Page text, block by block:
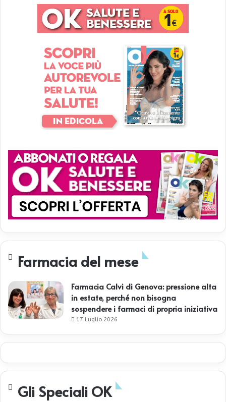
Farmacia del mese
Farmacia Calvi di Genova: pressione alta
in estate, perché non bisogna
sospendere i farmaci di propria iniziativa
17 Luglio 2026
Gli Speciali OK